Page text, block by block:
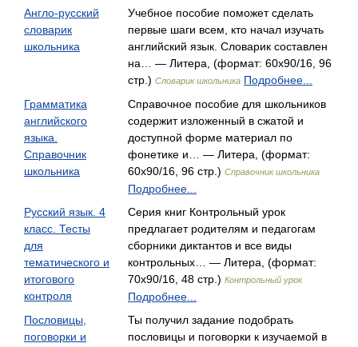
Англо-русский
словарик
школьника
Учебное пособие поможет сделать
первые шаги всем, кто начал изучать
английский язык. Словарик составлен
на… — Литера, (формат: 60x90/16, 96
стр.) Словарик школьника Подробнее...
Грамматика
английского
языка.
Справочник
школьника
Справочное пособие для школьников
содержит изложенный в сжатой и
доступной форме материал по
фонетике и… — Литера, (формат:
60x90/16, 96 стр.) Справочник школьника
Подробнее...
Русский язык. 4
класс. Тесты
для
тематического и
итогового
контроля
Серия книг Контрольный урок
предлагает родителям и педагогам
сборники диктантов и все виды
контрольных… — Литера, (формат:
70x90/16, 48 стр.) Контрольный урок
Подробнее...
Пословицы,
поговорки и
Ты получил задание подобрать
пословицы и поговорки к изучаемой в